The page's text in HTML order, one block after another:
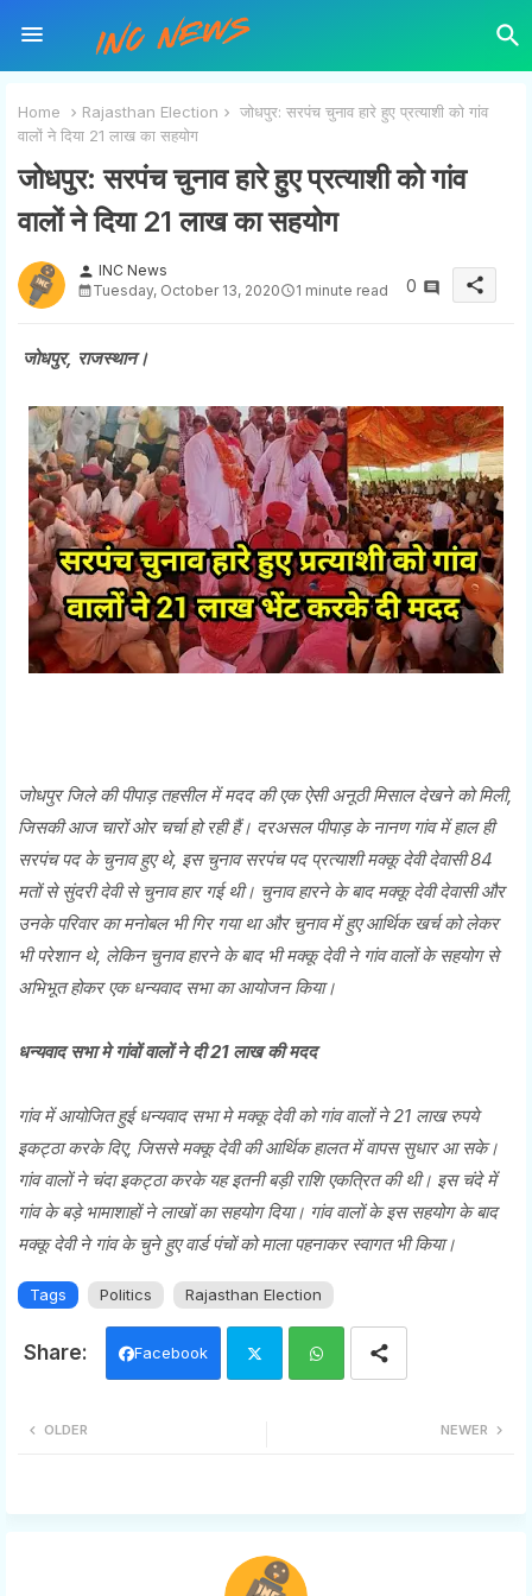
Home Rajasthan Election
जोधपुर: सरपंच चुनाव हारे हुए प्रत्याशी को गांव
वालों ने दिया 21 लाख का सहयोग
जोधपुर: सरपंच चुनाव हारे हुए प्रत्याशी को गांव
वालों ने दिया 21 लाख का सहयोग
person INC News
Tuesday, October 13, 2020
1 minute read 0 share
जोधपुर, राजस्थान।
जोधपुर जिले की पीपाड़ तहसील में मदद की एक ऐसी अनूठी मिसाल देखने को मिली,
जिसकी आज चारों ओर चर्चा हो रही हैं। दरअसल पीपाड़ के नानण गांव में हाल ही
सरपंच पद के चुनाव हुए थे, इस चुनाव सरपंच पद प्रत्याशी मक्कू देवी देवासी 84
मतों से सुंदरी देवी से चुनाव हार गई थी। चुनाव हारने के बाद मक्कू देवी देवासी और
उनके परिवार का मनोबल भी गिर गया था और चुनाव में हुए आर्थिक खर्च को लेकर
भी परेशान थे, लेकिन चुनाव हारने के बाद भी मक्कू देवी ने गांव वालों के सहयोग से
अभिभूत होकर एक धन्यवाद सभा का आयोजन किया।
धन्यवाद सभा मे गांवों वालों ने दी 21 लाख की मदद
गांव में आयोजित हुई धन्यवाद सभा मे मक्कू देवी को गांव वालों ने 21 लाख रुपये
इकट्ठा करके दिए, जिससे मक्कू देवी की आर्थिक हालत में वापस सुधार आ सके।
गांव वालों ने चंदा इकट्ठा करके यह इतनी बड़ी राशि एकत्रित की थी। इस चंदे में
गांव के बड़े भामाशाहों ने लाखों का सहयोग दिया। गांव वालों के इस सहयोग के बाद
मक्कू देवी ने गांव के चुने हुए वार्ड पंचों को माला पहनाकर स्वागत भी किया।
Tags Politics Rajasthan Election
Facebook
NEWER
OLDER